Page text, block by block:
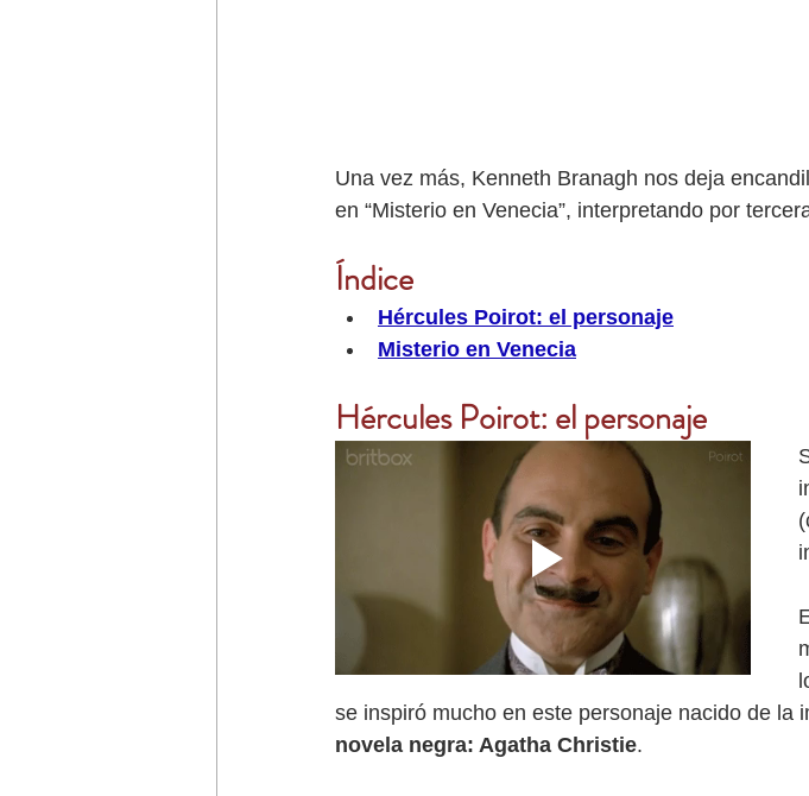
Una vez más, Kenneth Branagh nos deja
en “Misterio en Venecia”, interpretando por
Índice
Hércules Poirot: el personaje
Misterio en Venecia
Hércules Poirot: el personaje
se inspiró mucho en este personaje nacido de la
novela negra: Agatha Christie.